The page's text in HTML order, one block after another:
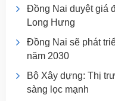
Đồng Nai duyệt giá
Long Hưng
Đồng Nai sẽ phát
năm 2030
Bộ Xây dựng: Thị
sàng lọc mạnh